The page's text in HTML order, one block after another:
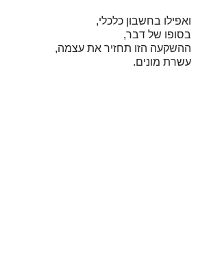
ואפילו בחשבון כלכלי,
בסופו של דבר,
ההשקעה הזו תחזיר את עצמה,
עשרת מונים.